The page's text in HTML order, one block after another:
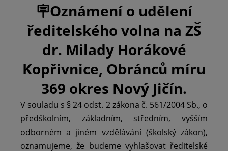
🪧Oznámení o udělení
ředitelského volna na ZŠ
dr. Milady Horákové
Kopřivnice, Obránců míru
369 okres Nový Jičín.
V souladu s § 24 odst. 2 zákona č. 561/2004 Sb., o
předškolním, základním, středním, vyšším
odborném a jiném vzdělávání (školský zákon),
oznamujeme, že budeme vyhlašovat ředitelské